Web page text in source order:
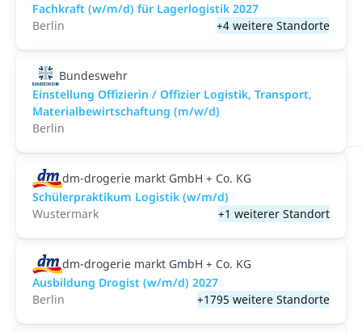
Fachkraft (w/m/d) für Lagerlogistik 2027
Berlin
+4 weitere Standorte
Bundeswehr
Einstellung Offizierin / Offizier Logistik, Transport,
Materialbewirtschaftung (m/w/d)
Berlin
dm-drogerie markt GmbH + Co. KG
Schülerpraktikum Logistik (w/m/d)
Wustermark
+1 weiterer Standort
dm-drogerie markt GmbH + Co. KG
Ausbildung Drogist (w/m/d) 2027
Berlin
+1795 weitere Standorte